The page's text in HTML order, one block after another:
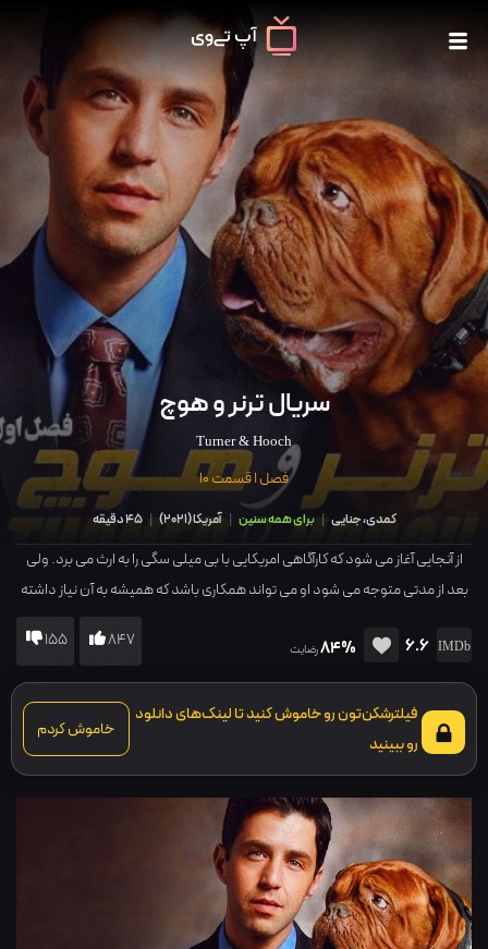
سریال ترنر و هوچ
Turner & Hooch
فصل 1 قسمت 10
کمدی، جنایی | برای همه سنین | آمریکا(
2021
)
| 45 دقیقه
از آنجایی آغاز می شود که کارآگاهی امریکایی با بی میلی سگی را به ارث می برد. ولی
بعد از مدتی متوجه می شود او می تواند همکاری باشد که همیشه به آن نیاز داشته
6.6
84%رضایت 847
155
فیلترشکن‌تون رو خاموش کنید تا لینک‌های دانلود
رو ببینید
خاموش کردم